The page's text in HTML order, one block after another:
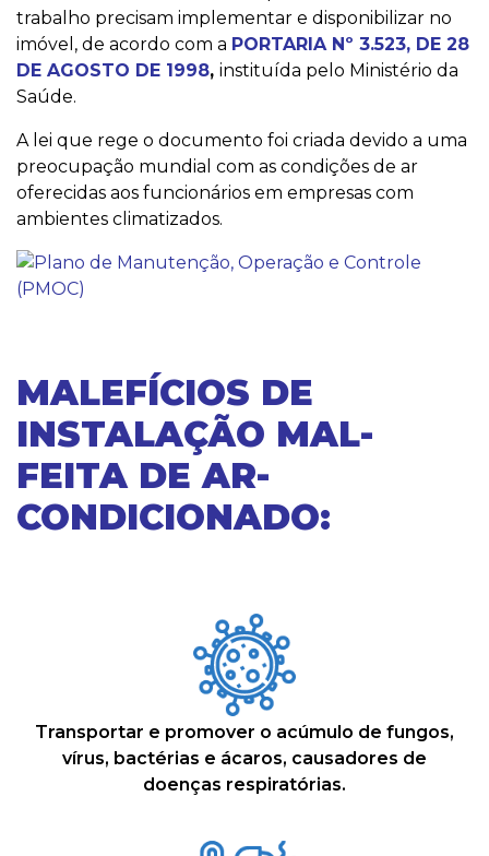
trabalho precisam implementar e disponibilizar no
imóvel, de acordo com a PORTARIA Nº 3.523, DE 28
DE AGOSTO DE 1998, instituída pelo Ministério da
Saúde.
A lei que rege o documento foi criada devido a uma
preocupação mundial com as condições de ar
oferecidas aos funcionários em empresas com
ambientes climatizados.
MALEFÍCIOS DE
INSTALAÇÃO MAL-
FEITA DE AR-
CONDICIONADO:
Transportar e promover o acúmulo de fungos,
vírus, bactérias e ácaros, causadores de
doenças respiratórias.